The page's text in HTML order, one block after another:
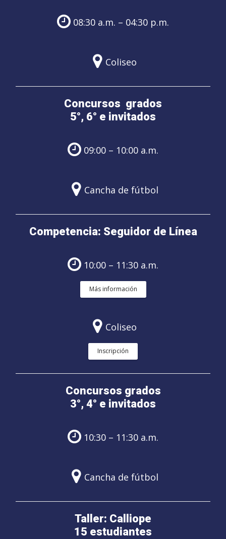
08:30 a.m. – 04:30 p.m.
Coliseo
Concursos grados
5°, 6° e invitados
09:00 – 10:00 a.m.
Cancha de fútbol
Competencia: Seguidor de Línea
10:00 – 11:30 a.m.
Más información
Coliseo
Inscripción
Concursos grados
3°, 4° e invitados
10:30 – 11:30 a.m.
Cancha de fútbol
Taller: Calliope
15 estudiantes